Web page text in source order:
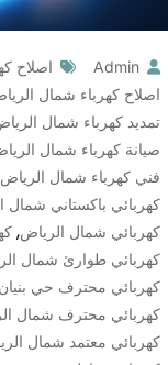
Admin اصلاح
اصلاح كهرباء شمال
تمديد كهرباء شمال
صيانة كهرباء شمال
فني كهرباء شمال الرياض
كهربائي باكستاني شمال
كهربائي شمال الرياض,
كهربائي طوارئ شمال
كهربائي محترف حي بنيان
كهربائي محترف شمال
كهربائي معتمد شمال